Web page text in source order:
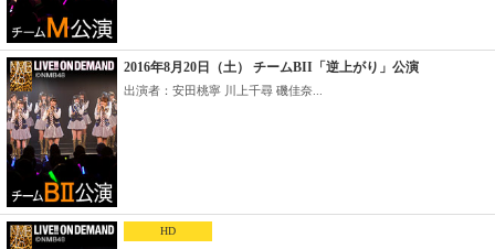
2016年8月20日（土） チームBII「逆上がり」公演
出演者：安田桃寧 川上千尋 磯佳奈...
HD